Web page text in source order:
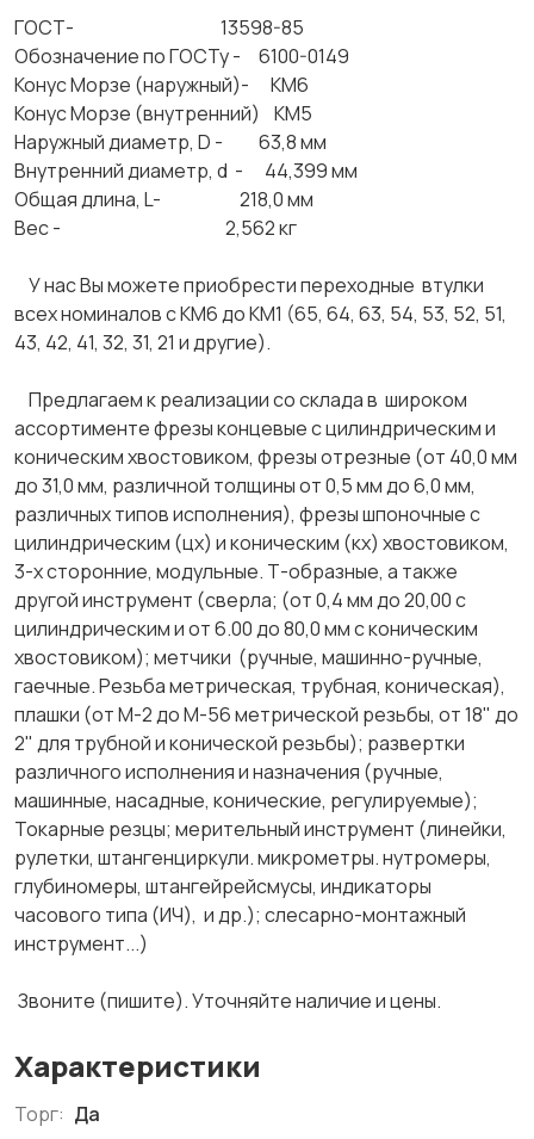
ГОСТ- 13598-85
Обозначение по ГОСТу - 6100-0149
Конус Морзе (наружный)- КМ6
Конус Морзе (внутренний) КМ5
Наружный диаметр, D - 63,8 мм
Внутренний диаметр, d - 44,399 мм
Общая длина, L- 218,0 мм
Вес - 2,562 кг
У нас Вы можете приобрести переходные втулки
всех номиналов с КМ6 до КМ1 (65, 64, 63, 54, 53, 52, 51,
43, 42, 41, 32, 31, 21 и другие).
Предлагаем к реализации со склада в широком
ассортименте фрезы концевые с цилиндрическим и
коническим хвостовиком, фрезы отрезные (от 40,0 мм
до 31,0 мм, различной толщины от 0,5 мм до 6,0 мм,
различных типов исполнения), фрезы шпоночные с
цилиндрическим (цх) и коническим (кх) хвостовиком,
3-х сторонние, модульные. Т-образные, а также
другой инструмент (сверла; (от 0,4 мм до 20,00 с
цилиндрическим и от 6.00 до 80,0 мм с коническим
хвостовиком); метчики (ручные, машинно-ручные,
гаечные. Резьба метрическая, трубная, коническая),
плашки (от М-2 до М-56 метрической резьбы, от 18" до
2" для трубной и конической резьбы); развертки
различного исполнения и назначения (ручные,
машинные, насадные, конические, регулируемые);
Токарные резцы; мерительный инструмент (линейки,
рулетки, штангенциркули. микрометры. нутромеры,
глубиномеры, штангейрейсмусы, индикаторы
часового типа (ИЧ), и др.); слесарно-монтажный
инструмент...)
Звоните (пишите). Уточняйте наличие и цены.
Характеристики
Торг: Да